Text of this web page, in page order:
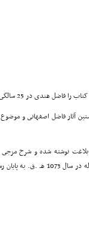
را فاضل هندى در 25 سالگى به رشته تحریر درآورده است.
آثار فاضل اصفهانى و
نوشته شده و شرح
پایان رسید